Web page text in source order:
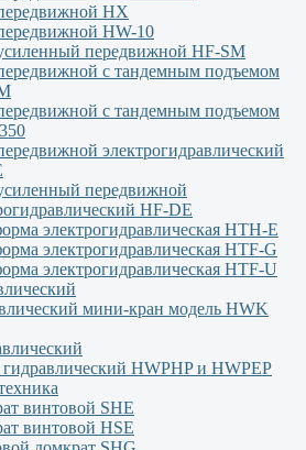
HX
HW-10
передвижной HF-SM
с тандемным подъемом
с тандемным подъемом
электрогидравлический
передвижной
HF-DE
электрогидравлическая HTH-E
электрогидравлическая HTF-G
электрогидравлическая HTF-U
мини-кран модель HWK
HWPHP и HWPEP
винтовой SHE
винтовой HSE